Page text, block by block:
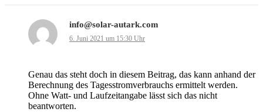
info@solar-autark.com
6. Juni 2021 um 15:30 Uhr
Genau das steht doch in diesem Beitrag, das kann anhand der
Berechnung des Tagesstromverbrauchs ermittelt werden.
Ohne Watt- und Laufzeitangabe lässt sich das nicht
beantworten.